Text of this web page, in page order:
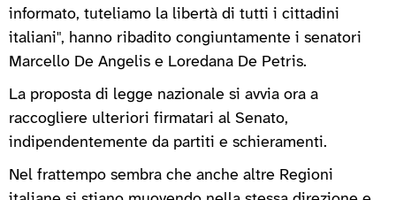
informato, tuteliamo la libertà di tutti i cittadini
italiani", hanno ribadito congiuntamente i senatori
Marcello De Angelis e Loredana De Petris.
La proposta di legge nazionale si avvia ora a
raccogliere ulteriori firmatari al Senato,
indipendentemente da partiti e schieramenti.
Nel frattempo sembra che anche altre Regioni